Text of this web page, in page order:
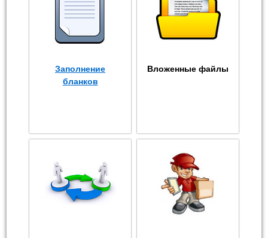
Заполнение
бланков
Вложенные файлы